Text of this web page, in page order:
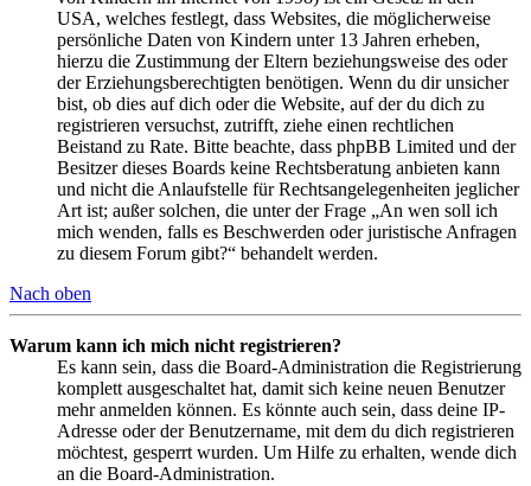
USA, welches festlegt, dass Websites, die möglicherweise
persönliche Daten von Kindern unter 13 Jahren erheben,
hierzu die Zustimmung der Eltern beziehungsweise des oder
der Erziehungsberechtigten benötigen. Wenn du dir unsicher
bist, ob dies auf dich oder die Website, auf der du dich zu
registrieren versuchst, zutrifft, ziehe einen rechtlichen
Beistand zu Rate. Bitte beachte, dass phpBB Limited und der
Besitzer dieses Boards keine Rechtsberatung anbieten kann
und nicht die Anlaufstelle für Rechtsangelegenheiten jeglicher
Art ist; außer solchen, die unter der Frage „An wen soll ich
mich wenden, falls es Beschwerden oder juristische Anfragen
zu diesem Forum gibt?“ behandelt werden.
Nach oben
Warum kann ich mich nicht registrieren?
Es kann sein, dass die Board-Administration die Registrierung
komplett ausgeschaltet hat, damit sich keine neuen Benutzer
mehr anmelden können. Es könnte auch sein, dass deine IP-
Adresse oder der Benutzername, mit dem du dich registrieren
möchtest, gesperrt wurden. Um Hilfe zu erhalten, wende dich
an die Board-Administration.